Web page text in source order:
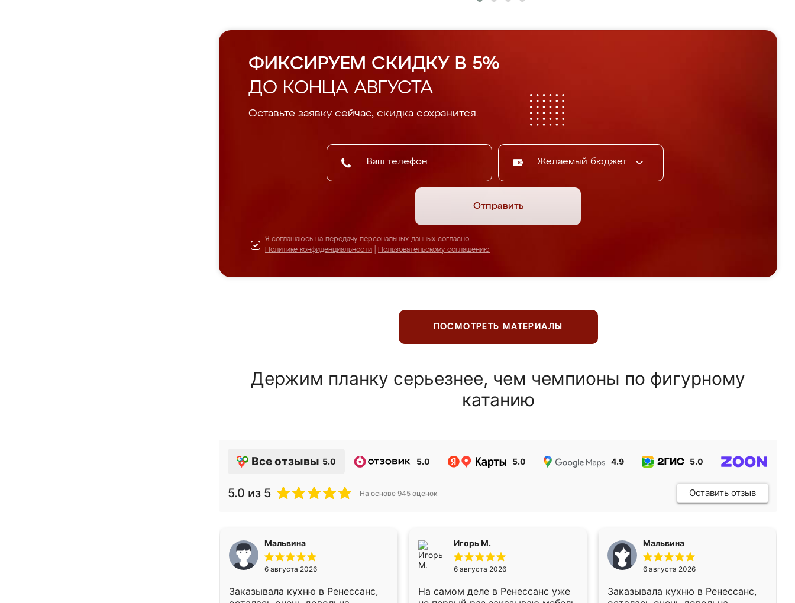
ФИКСИРУЕМ СКИДКУ В 5%
ДО КОНЦА АВГУСТА
Оставьте заявку сейчас, скидка сохранится.
Желаемый бюджет
Отправить
Я соглашаюсь на передачу персональных данных согласно
Политике конфиденциальности
Пользовательскому соглашению
ПОСМОТРЕТЬ МАТЕРИАЛЫ
Держим планку серьезнее, чем чемпионы по фигурному
катанию
Все отзывы 5.0 5.0 5.0 4.9 5.0
5.0 из 5 На основе 945 оценок Оставить отзыв
Мальвина
6 августа 2026
Заказывала кухню в Ренессанс,
Игорь М.
6 августа 2026
На самом деле в Ренессанс уже
Мальвина
6 августа 2026
Заказывала кухню в Ренессанс,